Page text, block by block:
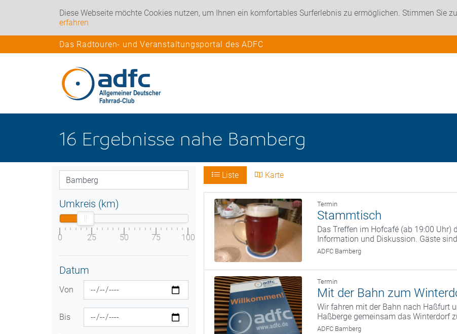
Diese Webseite möchte Cookies nutzen, um Ihnen ein komfortables Surferlebnis zu ermöglichen. Stimmen Sie
erfahren
Das Radtouren- und Veranstaltungsportal des ADFC
16 Ergebnisse nahe Bamberg
Umkreis (km)
0 25 50 75 100
Datum
Von
Bis
Liste Karte
Termin
Stammtisch
Das Treffen im Hofcafé (ab 19:00
Information und Diskussion. Gäste
ADFC Bamberg
Termin
Mit der Bahn zum
Wir fahren mit der Bahn nach Haßfurt
Haßberge gemeinsam das Winterdorf
ADFC Bamberg